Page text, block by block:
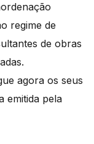
regime de
de obras
agora os seus
emitida pela